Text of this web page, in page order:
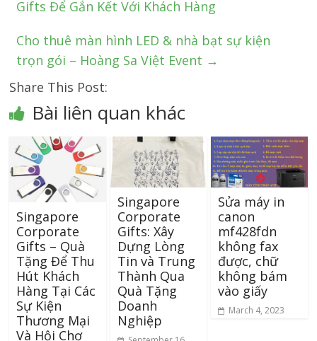
Gifts Để Gắn Kết Với Khách Hàng
Cho thuê màn hình LED & nhà bạt sự kiện
trọn gói – Hoàng Sa Việt Event →
Share This Post:
Bài liên quan khác
Singapore
Corporate
Gifts – Quà
Tặng Để Thu
Hút Khách
Hàng Tại Các
Sự Kiện
Thương Mại
Và Hội Chợ
Singapore
Corporate
Gifts: Xây
Dựng Lòng
Tin và Trung
Thành Qua
Quà Tặng
Doanh
Nghiệp
Sửa máy in
canon
mf428fdn
không fax
được, chữ
không bám
vào giấy
March 4, 2023